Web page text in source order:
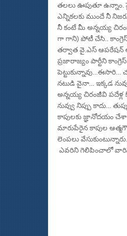
తలలు ఊపుతూ
ఎన్నికలకు ముందే నీ
నీ కంటే మీ అన్నయ్య
గా గాని) పోటీ చేసి.. కాంగ్రెస్,
తర్వాత వై.ఎస్ ఆపరేషన్
ప్రజారాజ్యం పార్టీని
పెట్టుకున్నావు...ఈసారి...
నటుడి వైనా... ఇక్కడ
అన్నయ్య చిరంజీవి పదేళ్ల
నువ్వు నిప్పు కాదు...
కాపులకు జ్ఞానోదయం
మారుపేరైన కాపుల
లెంపలు
ఎవరిని గెలిపించాలో వారినే